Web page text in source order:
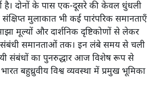
है। दोनों के पास एक-दूसरे की केवल धुंधली
मुलाकात भी कई पारंपरिक समानताएँ
मूल्यों और दार्शनिक दृष्टिकोणों से लेकर
समानताओं तक। इन लंबे समय से चली
संबंधों का पुनरुद्धार आज विशेष रूप से
बहुध्रुवीय विश्व व्यवस्था में प्रमुख भूमिका